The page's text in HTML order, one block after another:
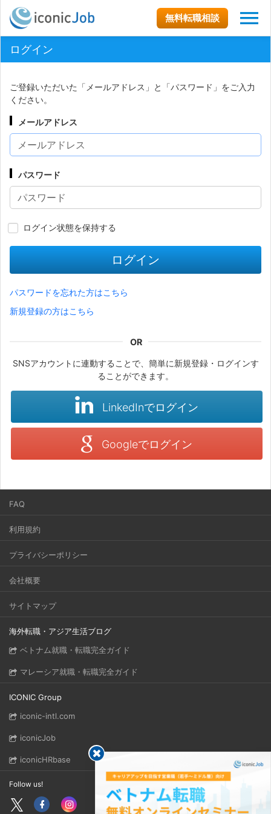
無料転職相談
ログイン
ご登録いただいた「メールアドレス」と「パスワード」をご入力
ください。
メールアドレス
パスワード
ログイン状態を保持する
ログイン
パスワードを忘れた方はこちら
新規登録の方はこちら
SNSアカウントに連動することで、簡単に新規登録・ログインす
ることができます。
LinkedInでログイン
Googleでログイン
FAQ
利用規約
プライバシーポリシー
会社概要
サイトマップ
海外転職・アジア生活ブログ
ベトナム就職・転職完全ガイド
マレーシア就職・転職完全ガイド
ICONIC Group
iconic-intl.com
iconicJob
iconicHRbase
Follow us!